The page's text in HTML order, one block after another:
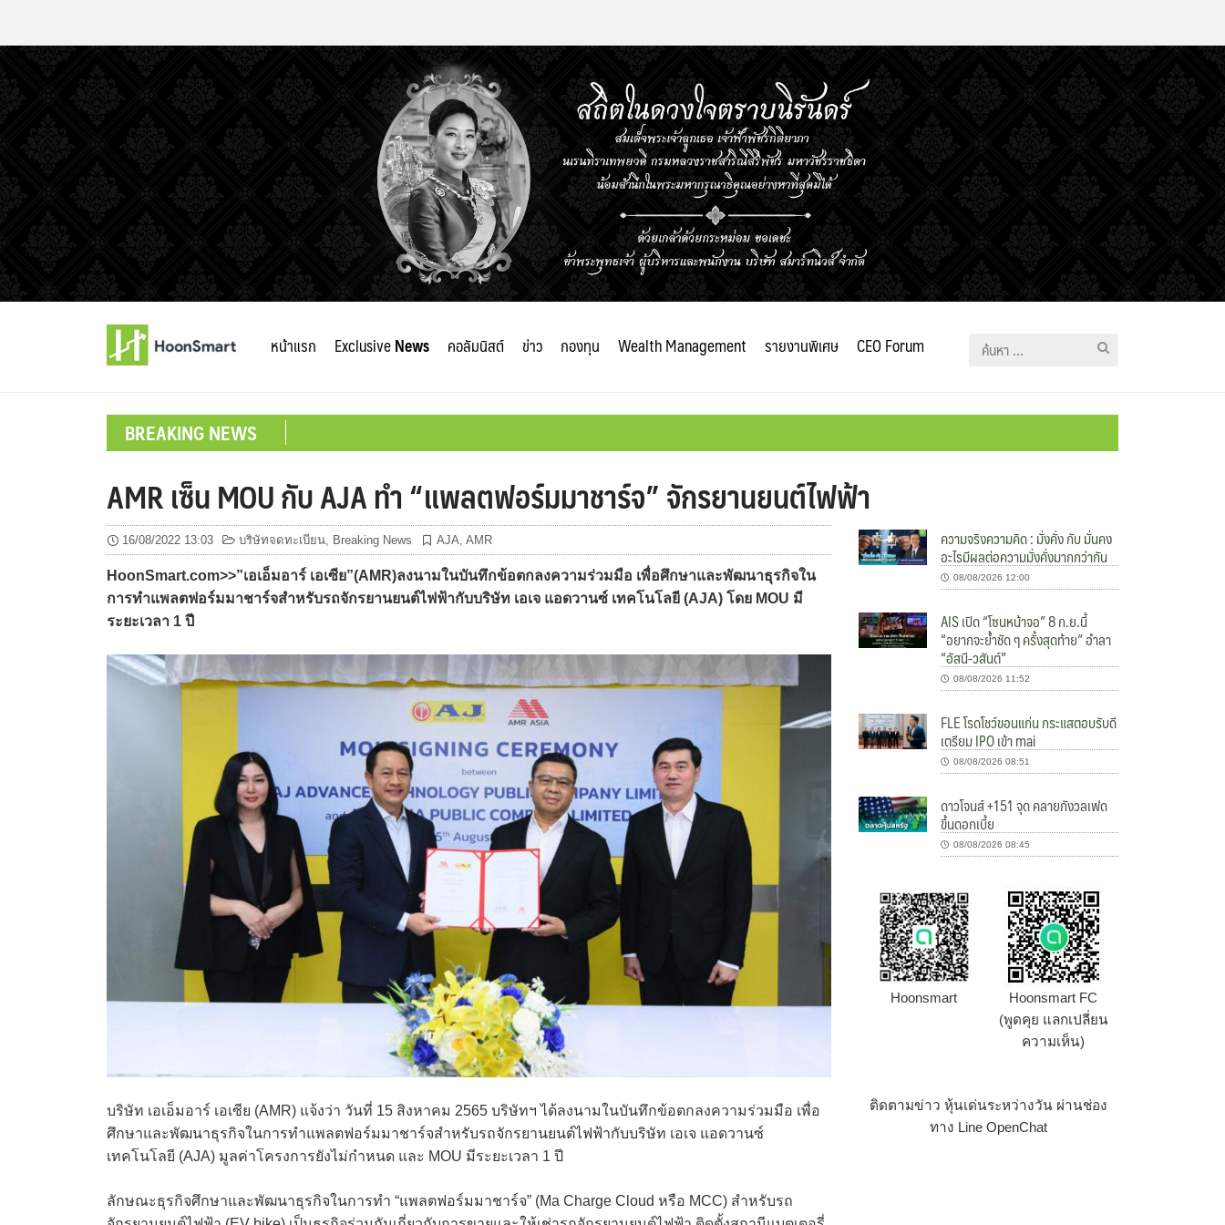
หน้าแรก ExclusiveNews คอลัมนิสต์ ข่าว กองทุน Wealth Management รายงานพิเศษ CEO Forum
ค้นหา
BREAKING NEWS
AMR เซ็น MOU กับ AJA ทำ “แพลตฟอร์มมาชาร์จ” จักรยานยนต์ไฟฟ้า
16/08/2022 13:03 บริษัทจดทะเบียน, Breaking News AJA, AMR
HoonSmart.com>>”เอเอ็มอาร์ เอเซีย”(AMR)ลงนามในบันทึกข้อตกลงความร่วมมือ เพื่อศึกษาและพัฒนาธุรกิจใน
การทำแพลตฟอร์มมาชาร์จสำหรับรถจักรยานยนต์ไฟฟ้ากับบริษัท เอเจ แอดวานซ์ เทคโนโลยี (AJA) โดย MOU มี
ระยะเวลา 1 ปี
บริษัท เอเอ็มอาร์ เอเซีย (AMR) แจ้งว่า วันที่ 15 สิงหาคม 2565 บริษัทฯ ได้ลงนามในบันทึกข้อตกลงความร่วมมือ เพื่อ
ศึกษาและพัฒนาธุรกิจในการทำแพลตฟอร์มมาชาร์จสำหรับรถจักรยานยนต์ไฟฟ้ากับบริษัท เอเจ แอดวานซ์
เทคโนโลยี (AJA) มูลค่าโครงการยังไม่กำหนด และ MOU มีระยะเวลา 1 ปี
ลักษณะธุรกิจศึกษาและพัฒนาธุรกิจในการทำ “แพลตฟอร์มมาชาร์จ” (Ma Charge Cloud หรือ MCC) สำหรับรถ
ความจริงความคิด : มั่งคั่ง กับ มั่นคง
อะไรมีผลต่อความมั่งคั่งมากกว่ากัน
08/08/2026 12:00
AIS เปิด “โซนหน้าจอ” 8 ก.ย.นี้
“อยากจะย้ำชัด ๆ ครั้งสุดท้าย” อำลา
“อัสนี-วสันต์”
08/08/2026 11:52
FLE โรดโชว์ขอนแก่น กระแสตอบรับดี
เตรียม IPO เข้า mai
08/08/2026 08:51
ดาวโจนส์ +151 จุด คลายกังวลเฟด
ขึ้นดอกเบี้ย
08/08/2026 08:45
Hoonsmart
Hoonsmart FC
(พูดคุย แลกเปลี่ยน
ความเห็น)
ติดตามข่าว หุ้นเด่นระหว่างวัน ผ่านช่อง
ทาง Line OpenChat